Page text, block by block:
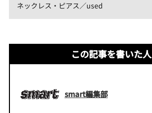
ネックレス・ピアス／used
この記事を書いた人
smart編集部